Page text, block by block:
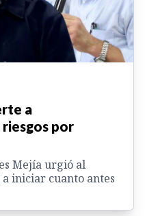
a
por
Mejía urgió al
iniciar cuanto antes